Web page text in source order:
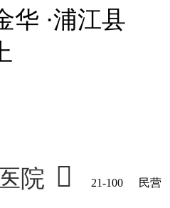
日福利 班车接送
业编制
华 ·浦江县
院  21-100 民营